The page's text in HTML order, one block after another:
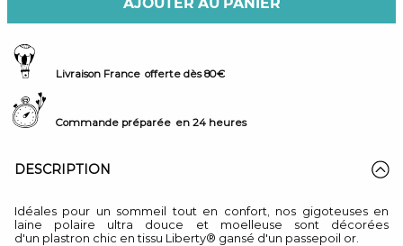
Livraison France offerte dès 80€
Commande préparée en 24 heures
DESCRIPTION
Idéales pour un sommeil tout en confort, nos gigoteuses en
laine polaire ultra douce et moelleuse sont décorées
d'un plastron chic en tissu Liberty® gansé d'un passepoil or.